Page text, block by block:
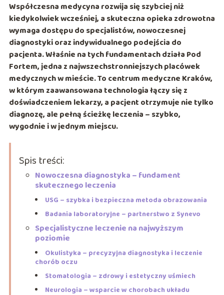
Współczesna medycyna rozwija się szybciej niż
kiedykolwiek wcześniej, a skuteczna opieka zdrowotna
wymaga dostępu do specjalistów, nowoczesnej
diagnostyki oraz indywidualnego podejścia do
pacjenta. Właśnie na tych fundamentach działa Pod
Fortem, jedna z najwszechstronniejszych placówek
medycznych w mieście. To centrum medyczne Kraków,
w którym zaawansowana technologia łączy się z
doświadczeniem lekarzy, a pacjent otrzymuje nie tylko
diagnozę, ale pełną ścieżkę leczenia – szybko,
wygodnie i w jednym miejscu.
Spis treści:
Nowoczesna diagnostyka – fundament
skutecznego leczenia
USG – szybka i bezpieczna metoda obrazowania
Badania laboratoryjne – partnerstwo z Synevo
Specjalistyczne leczenie na najwyższym
poziomie
Okulistyka – precyzyjna diagnostyka i leczenie
chorób oczu
Stomatologia – zdrowy i estetyczny uśmiech
Neurologia – wsparcie w chorobach układu